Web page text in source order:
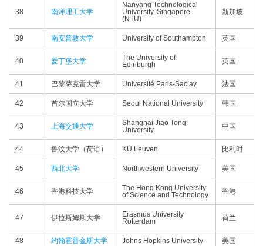
38 南洋理工大学
Nanyang Technological
University, Singapore
(NTU)
新加坡
39 南安普敦大学 University of Southampton 英国
40 爱丁堡大学
The University of
Edinburgh
英国
41 巴黎萨克雷大学 Université Paris-Saclay 法国
42 首尔国立大学 Seoul National University 韩国
43 上海交通大学
Shanghai Jiao Tong
University
中国
44 鲁汶大学（荷语） KU Leuven 比利时
45 西北大学 Northwestern University 美国
46 香港科技大学
The Hong Kong University
of Science and Technology
香港
47 伊拉斯姆斯大学
Erasmus University
Rotterdam
荷兰
48 约翰霍普金斯大学 Johns Hopkins University 美国